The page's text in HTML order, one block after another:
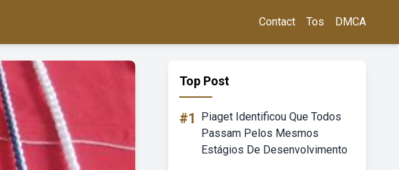
Contact Tos DMCA
Top Post
#1
Piaget Identificou Que Todos
Passam Pelos Mesmos
Estágios De Desenvolvimento